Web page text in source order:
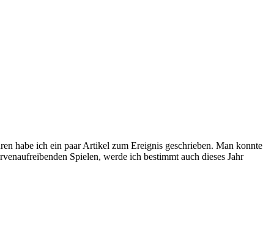
habe ich ein paar Artikel zum Ereignis geschrieben. Man konnte
Spielen, werde ich bestimmt auch dieses Jahr